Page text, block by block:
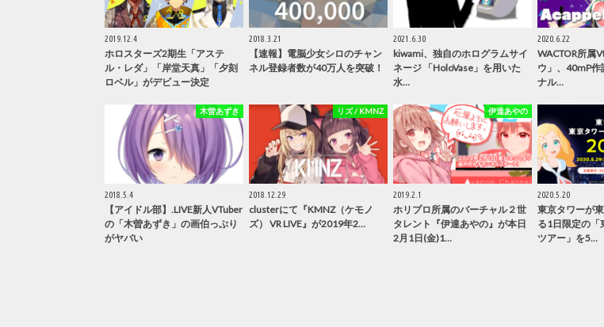
2019.12.4
ホロスターズ2期生「アステ
ル・レダ」「岸堂天真」「夕刻
ロベル」がデビュー決定
2018.3.21
【速報】電脳少女シロのチャン
ネル登録者数が40万人を突破！
2021.6.30
kiwami、独自のホログラムサイ
ネージ 「HoloVase」を用いた
水…
2020.6.22
WACTOR所属
ウ」、40mP
ナル…
木曽あずき
2018.5.4
【アイドル部】.LIVE新人VTuber
の「木曽あずき」の画伯っぷり
がヤバい
リズ / KMNZ
2018.12.29
clusterにて『KMNZ（ケモノ
ズ） VR LIVE』が2019年2…
伊達あやの
2019.2.1
ホリプロ所属のバーチャル２世
タレント『伊達あやの』が本日
2月1日(金)1…
2020.5.20
東京タワーが
る1日限定の「
ツアー」を5…